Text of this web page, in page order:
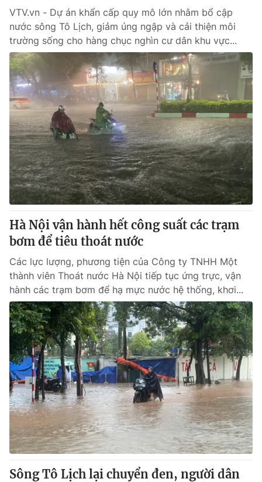
VTV.vn - Dự án khẩn cấp quy mô lớn nhằm bổ cập
nước sông Tô Lịch, giảm úng ngập và cải thiện môi
trường sống cho hàng chục nghìn cư dân khu vực...
Hà Nội vận hành hết công suất các trạm
bơm để tiêu thoát nước
Các lực lượng, phương tiện của Công ty TNHH Một
thành viên Thoát nước Hà Nội tiếp tục ứng trực, vận
hành các trạm bơm để hạ mực nước hệ thống, khơi...
Sông Tô Lịch lại chuyển đen, người dân